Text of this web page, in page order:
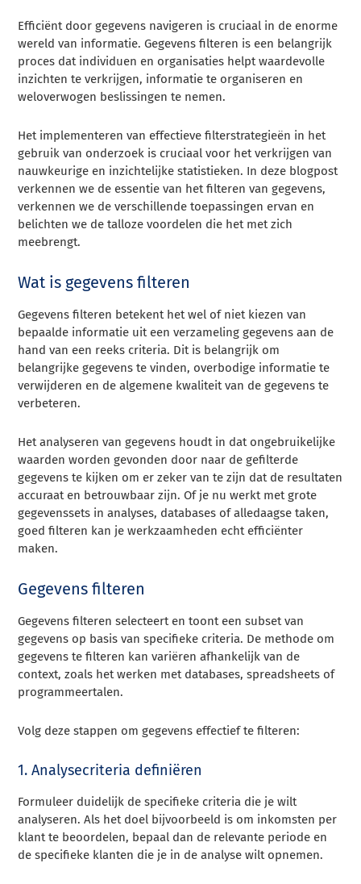
Efficiënt door gegevens navigeren is cruciaal in de enorme
wereld van informatie. Gegevens filteren is een belangrijk
proces dat individuen en organisaties helpt waardevolle
inzichten te verkrijgen, informatie te organiseren en
weloverwogen beslissingen te nemen.
Het implementeren van effectieve filterstrategieën in het
gebruik van onderzoek is cruciaal voor het verkrijgen van
nauwkeurige en inzichtelijke statistieken. In deze blogpost
verkennen we de essentie van het filteren van gegevens,
verkennen we de verschillende toepassingen ervan en
belichten we de talloze voordelen die het met zich
meebrengt.
Wat is gegevens filteren
Gegevens filteren betekent het wel of niet kiezen van
bepaalde informatie uit een verzameling gegevens aan de
hand van een reeks criteria. Dit is belangrijk om
belangrijke gegevens te vinden, overbodige informatie te
verwijderen en de algemene kwaliteit van de gegevens te
verbeteren.
Het analyseren van gegevens houdt in dat ongebruikelijke
waarden worden gevonden door naar de gefilterde
gegevens te kijken om er zeker van te zijn dat de resultaten
accuraat en betrouwbaar zijn. Of je nu werkt met grote
gegevenssets in analyses, databases of alledaagse taken,
goed filteren kan je werkzaamheden echt efficiënter
maken.
Gegevens filteren
Gegevens filteren selecteert en toont een subset van
gegevens op basis van specifieke criteria. De methode om
gegevens te filteren kan variëren afhankelijk van de
context, zoals het werken met databases, spreadsheets of
programmeertalen.
Volg deze stappen om gegevens effectief te filteren:
1. Analysecriteria definiëren
Formuleer duidelijk de specifieke criteria die je wilt
analyseren. Als het doel bijvoorbeeld is om inkomsten per
klant te beoordelen, bepaal dan de relevante periode en
de specifieke klanten die je in de analyse wilt opnemen.